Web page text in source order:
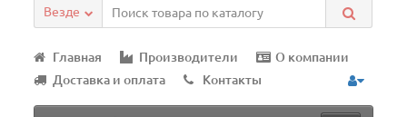
Везде
Главная Производители
О компании
Доставка и оплата
Контакты